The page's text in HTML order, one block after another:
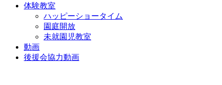
体験教室
ハッピーショータイム
園庭開放
未就園児教室
動画
後援会協力動画